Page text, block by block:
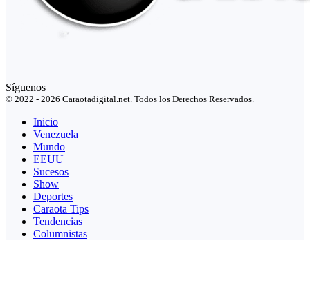
Síguenos
© 2022 - 2026 Caraotadigital.net. Todos los Derechos Reservados.
Inicio
Venezuela
Mundo
EEUU
Sucesos
Show
Deportes
Caraota Tips
Tendencias
Columnistas